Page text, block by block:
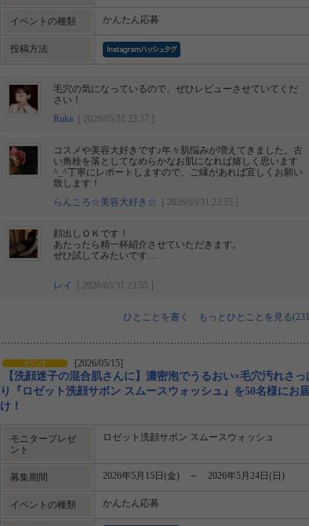
イベントの種類 かんたん応募
投稿方法
毛穴の気になっているので、ぜひレビューさせていてくだ
さい！
Ruka [ 2026/05/31 23:57 ]
コスメや美容大好きです♪年々肌悩みが増えてきました。古
い角栓を落としてなめらかなお肌になれば嬉しく思います
^⁠_⁠^丁寧にレポートしますので、ご縁があれば宜しくお願い
致します！
らんころ☆美容大好き☆ [ 2026/05/31 23:55 ]
顔出しＯＫです！
あたったら精一杯紹介させていただきます。
ぜひ試してみたいです…
レイ [ 2026/05/31 23:55 ]
ひとことを書く もっとひとことを見る
[2026/05/15]
【洗顔迷子の混合肌さんに】濃密泡でうるおい×毛穴汚れさっ
り『ロゼット洗顔サボン スムースウォッシュ』を50名様にお
け！
モニタープレゼ
ント
ロゼット洗顔サボン スムースウォッシュ
募集期間 2026年5月15日(金) ～ 2026年5月24日(日)
イベントの種類 かんたん応募